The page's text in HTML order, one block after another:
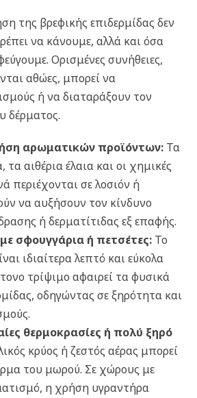
της βρεφικής επιδερμίδας δεν
να κάνουμε, αλλά και όσα
Ορισμένες συνήθειες,
αθώες, μπορεί να
ή να διαταράξουν τον
δέρματος.
αρωματικών προϊόντων:Τα
αιθέρια έλαια και οι χημικές
περιέχονται σε λοσιόν ή
να αυξήσουν τον κίνδυνο
ή δερματίτιδας εξ επαφής.
σφουγγάρια ή πετσέτες:Το
ιδιαίτερα λεπτό και εύκολα
τρίψιμο αφαιρεί τα φυσικά
οδηγώντας σε ξηρότητα και
θερμοκρασίες ή πολύ ξηρό
κρύος ή ζεστός αέρας μπορεί
του μωρού. Σε χώρους με
η χρήση υγραντήρα